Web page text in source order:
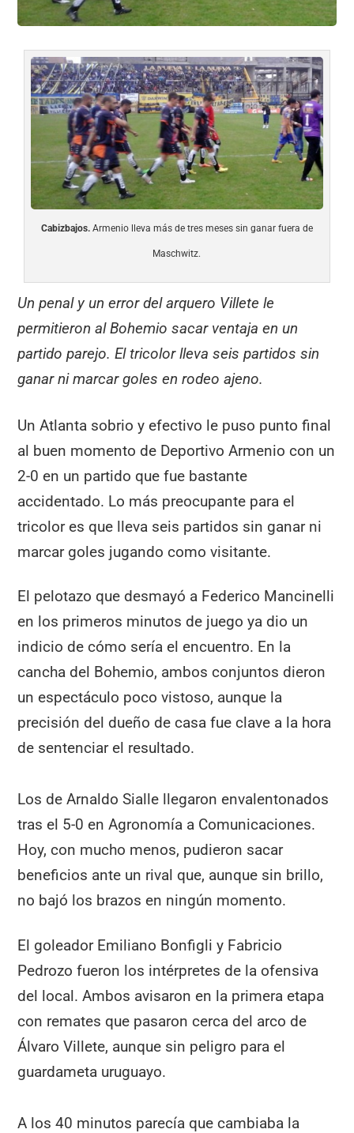
Cabizbajos.Armenio lleva más de tres meses sin ganar fuera de
Maschwitz.
Un penal y un error del arquero Villete le
permitieron al Bohemio sacar ventaja en un
partido parejo. El tricolor lleva seis partidos sin
ganar ni marcar goles en rodeo ajeno.
Un Atlanta sobrio y efectivo le puso punto final
al buen momento de Deportivo Armenio con un
2-0 en un partido que fue bastante
accidentado. Lo más preocupante para el
tricolor es que lleva seis partidos sin ganar ni
marcar goles jugando como visitante.
El pelotazo que desmayó a Federico Mancinelli
en los primeros minutos de juego ya dio un
indicio de cómo sería el encuentro. En la
cancha del Bohemio, ambos conjuntos dieron
un espectáculo poco vistoso, aunque la
precisión del dueño de casa fue clave a la hora
de sentenciar el resultado.
Los de Arnaldo Sialle llegaron envalentonados
tras el 5-0 en Agronomía a Comunicaciones.
Hoy, con mucho menos, pudieron sacar
beneficios ante un rival que, aunque sin brillo,
no bajó los brazos en ningún momento.
El goleador Emiliano Bonfigli y Fabricio
Pedrozo fueron los intérpretes de la ofensiva
del local. Ambos avisaron en la primera etapa
con remates que pasaron cerca del arco de
Álvaro Villete, aunque sin peligro para el
guardameta uruguayo.
A los 40 minutos parecía que cambiaba la